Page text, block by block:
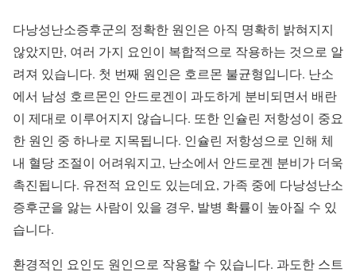
다낭성난소증후군의 정확한 원인은 아직 명확히 밝혀지지
않았지만, 여러 가지 요인이 복합적으로 작용하는 것으로 알
려져 있습니다. 첫 번째 원인은 호르몬 불균형입니다. 난소
에서 남성 호르몬인 안드로겐이 과도하게 분비되면서 배란
이 제대로 이루어지지 않습니다. 또한 인슐린 저항성이 중요
한 원인 중 하나로 지목됩니다. 인슐린 저항성으로 인해 체
내 혈당 조절이 어려워지고, 난소에서 안드로겐 분비가 더욱
촉진됩니다. 유전적 요인도 있는데요, 가족 중에 다낭성난소
증후군을 앓는 사람이 있을 경우, 발병 확률이 높아질 수 있
습니다.
환경적인 요인도 원인으로 작용할 수 있습니다. 과도한 스트